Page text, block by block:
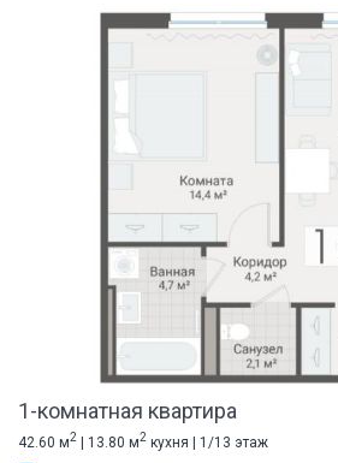
1-комнатная квартира
42.60 м2 | 13.80 м2 кухня | 1/13 этаж